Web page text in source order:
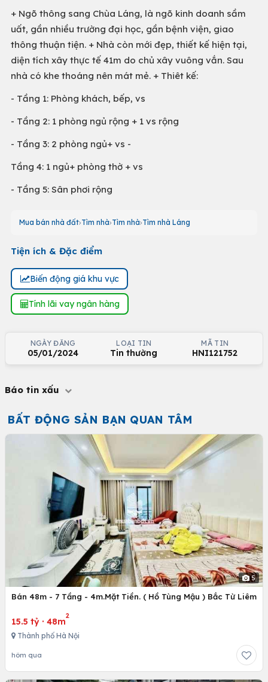
+ Ngõ thông sang Chùa Láng, là ngõ kinh doanh sầm
uất, gần nhiều trường đại học, gần bệnh viện, giao
thông thuận tiện. + Nhà còn mới đẹp, thiết kế hiện tại,
diện tích xây thực tế 41m do chủ xây vuông vắn. Sau
nhà có khe thoáng nên mát mẻ. + Thiêt kế:
- Tầng 1: Phòng khách, bếp, vs
- Tầng 2: 1 phòng ngủ rộng + 1 vs rộng
- Tầng 3: 2 phòng ngủ+ vs -
Tầng 4: 1 ngủ+ phòng thờ + vs
- Tầng 5: Sân phơi rộng
Mua bán nhà đất Tìm nhà Tìm nhà Tìm nhà Láng
Tiện ích & Đặc điểm
Biến động giá khu vực
Tính lãi vay ngân hàng
NGÀY ĐĂNG
05/01/2024
LOẠI TIN
Tin thường
MÃ TIN
HNI121752
Báo tin xấu
BẤT ĐỘNG SẢN BẠN QUAN TÂM
5
Bán 48m - 7 Tầng - 4m.Mặt Tiền. ( Hồ Tùng Mậu ) Bắc Từ Liêm
15.5 tỷ · 48m
2
Thành phố Hà Nội
hôm qua